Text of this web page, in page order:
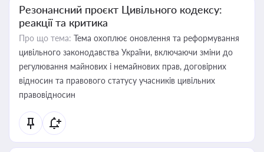
Резонансний проєкт Цивільного кодексу:
реакції та критика
Про що тема: Тема охоплює оновлення та реформування
цивільного законодавства України, включаючи зміни до
регулювання майнових і немайнових прав, договірних
відносин та правового статусу учасників цивільних
правовідносин